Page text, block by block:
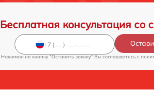
Бесплатная консультация со
Нажимая на кнопку "Оставить заявку" Вы соглашаетесь c